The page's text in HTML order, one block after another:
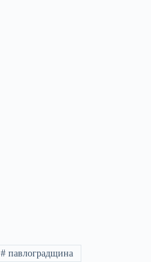
#павлоградщина